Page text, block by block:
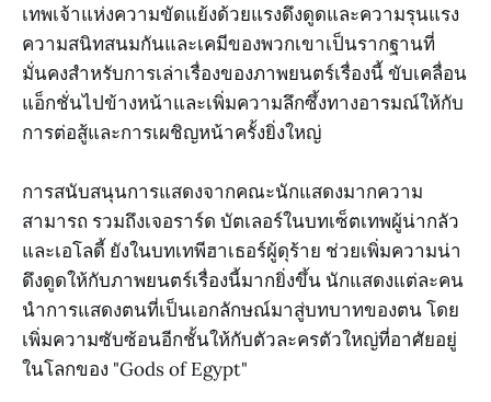
เทพเจ้าแห่งความขัดแย้งด้วยแรงดึงดูดและความรุนแรง
ความสนิทสนมกันและเคมีของพวกเขาเป็นรากฐานที่
มั่นคงสำหรับการเล่าเรื่องของภาพยนตร์เรื่องนี้ ขับเคลื่อน
แอ็กชั่นไปข้างหน้าและเพิ่มความลึกซึ้งทางอารมณ์ให้กับ
การต่อสู้และการเผชิญหน้าครั้งยิ่งใหญ่
การสนับสนุนการแสดงจากคณะนักแสดงมากความ
สามารถ รวมถึงเจอราร์ด บัตเลอร์ในบทเซ็ตเทพผู้น่ากลัว
และเอโลดี้ ยังในบทเทพีฮาเธอร์ผู้ดุร้าย ช่วยเพิ่มความน่า
ดึงดูดให้กับภาพยนตร์เรื่องนี้มากยิ่งขึ้น นักแสดงแต่ละคน
นำการแสดงตนที่เป็นเอกลักษณ์มาสู่บทบาทของตน โดย
เพิ่มความซับซ้อนอีกชั้นให้กับตัวละครตัวใหญ่ที่อาศัยอยู่
ในโลกของ "Gods of Egypt"